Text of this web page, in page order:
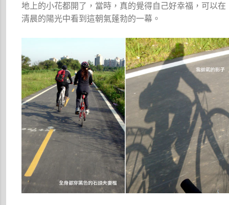
地上的小花都開了，當時，真的覺得自己好幸福，可以在
清晨的陽光中看到這朝氣蓬勃的一幕。